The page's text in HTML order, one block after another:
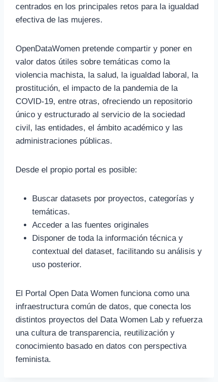
centrados en los principales retos para la igualdad
efectiva de las mujeres.
OpenDataWomen pretende compartir y poner en
valor datos útiles sobre temáticas como la
violencia machista, la salud, la igualdad laboral, la
prostitución, el impacto de la pandemia de la
COVID-19, entre otras, ofreciendo un repositorio
único y estructurado al servicio de la sociedad
civil, las entidades, el ámbito académico y las
administraciones públicas.
Desde el propio portal es posible:
Buscar datasets por proyectos, categorías y
temáticas.
Acceder a las fuentes originales
Disponer de toda la información técnica y
contextual del dataset, facilitando su análisis y
uso posterior.
El Portal Open Data Women funciona como una
infraestructura común de datos, que conecta los
distintos proyectos del Data Women Lab y refuerza
una cultura de transparencia, reutilización y
conocimiento basado en datos con perspectiva
feminista.